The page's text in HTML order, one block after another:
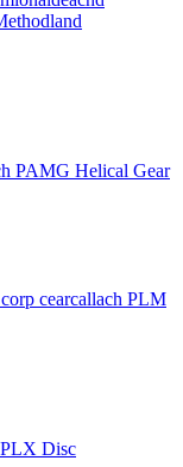
PAMG Helical Gear
cearcallach PLM
PLX Disc